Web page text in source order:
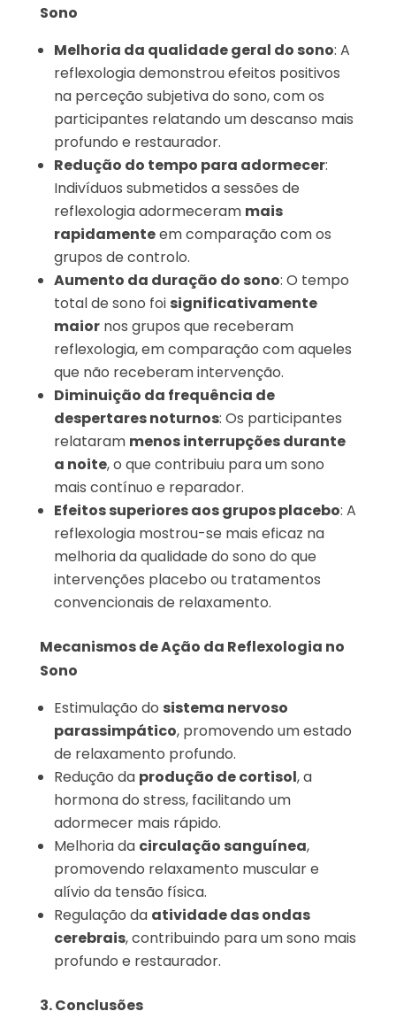
Sono
Melhoria da qualidade geral do sono: A
reflexologia demonstrou efeitos positivos
na perceção subjetiva do sono, com os
participantes relatando um descanso mais
profundo e restaurador.
Redução do tempo para adormecer:
Indivíduos submetidos a sessões de
reflexologia adormeceram mais
rapidamenteem comparação com os
grupos de controlo.
Aumento da duração do sono: O tempo
total de sono foi significativamente
maiornos grupos que receberam
reflexologia, em comparação com aqueles
que não receberam intervenção.
Diminuição da frequência de
despertares noturnos: Os participantes
relataram menos interrupções durante
a noite, o que contribuiu para um sono
mais contínuo e reparador.
Efeitos superiores aos grupos placebo: A
reflexologia mostrou-se mais eficaz na
melhoria da qualidade do sono do que
intervenções placebo ou tratamentos
convencionais de relaxamento.
Mecanismos de Ação da Reflexologia no
Sono
Estimulação do sistema nervoso
parassimpático, promovendo um estado
de relaxamento profundo.
Redução da produção de cortisol, a
hormona do stress, facilitando um
adormecer mais rápido.
Melhoria da circulação sanguínea,
promovendo relaxamento muscular e
alívio da tensão física.
Regulação da atividade das ondas
cerebrais, contribuindo para um sono mais
profundo e restaurador.
3. Conclusões